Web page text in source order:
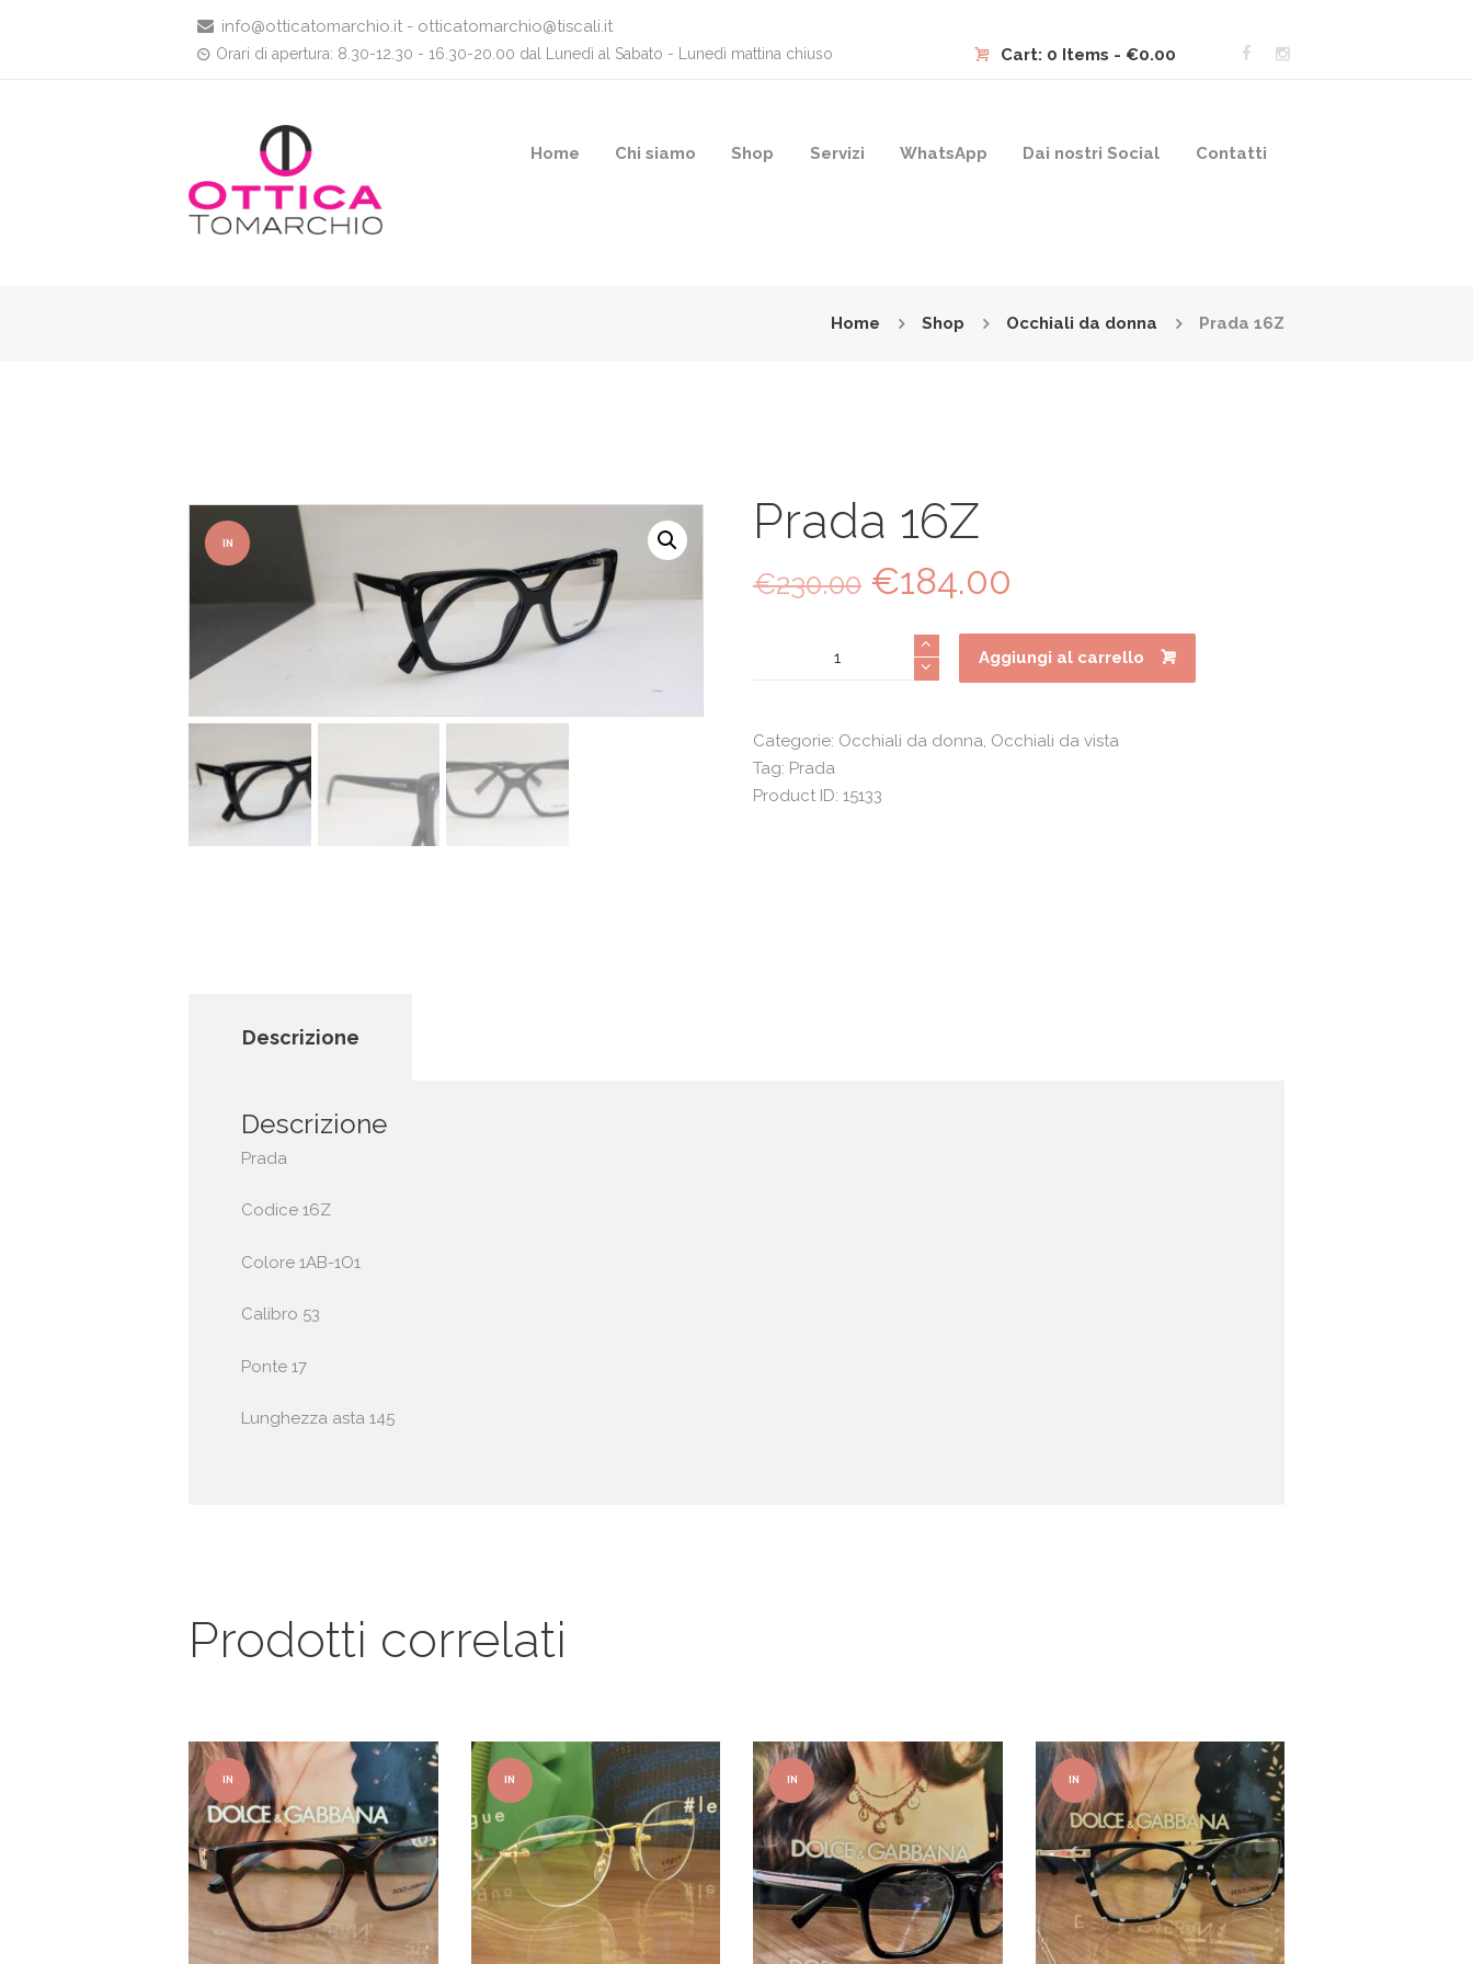
info@otticatomarchio.it - otticatomarchio@tiscali.it
Orari di apertura: 8.30-12.30 - 16.30-20.00 dal Lunedì al Sabato - Lunedì mattina chiuso Cart: 0 Items - €0.00
Home Chi siamo Shop Servizi WhatsApp Dai nostri Social Contatti
Home Shop Occhiali da donna Prada 16Z
IN Prada 16Z
€230.00 Il
prezzo
originale
era:
€230.00.
€184.00
attuale
è:
€184.00.
Aggiungi al carrello
Categorie: Occhiali da donna, Occhiali da vista
Tag: Prada
Product ID: 15133
Descrizione
Descrizione
Prada
Codice 16Z
Colore 1AB-1O1
Calibro 53
Ponte 17
Lunghezza asta 145
Prodotti correlati
IN
OFFER
TA!
IN
OFFER
TA!
IN
OFFER
TA!
IN
OFFER
TA!